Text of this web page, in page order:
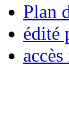
Plan
édité